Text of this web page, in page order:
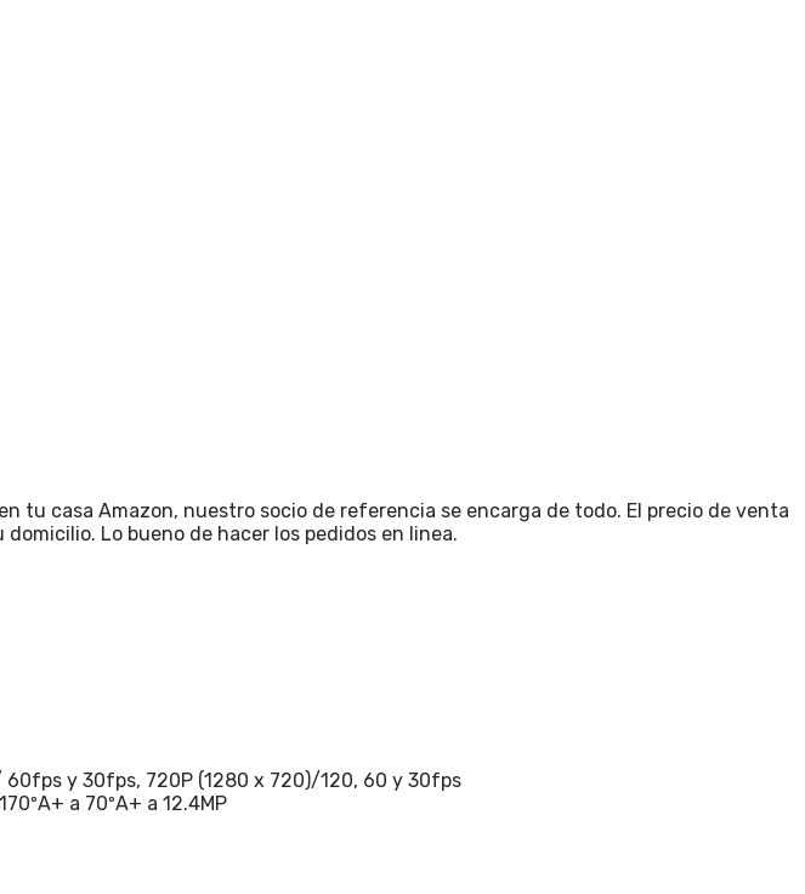
tu casa Amazon, nuestro socio de referencia se encarga de todo. El precio de venta
Lo bueno de hacer los pedidos en linea.
y 30fps, 720P (1280 x 720)/120, 60 y 30fps
a 70ºA+ a 12.4MP